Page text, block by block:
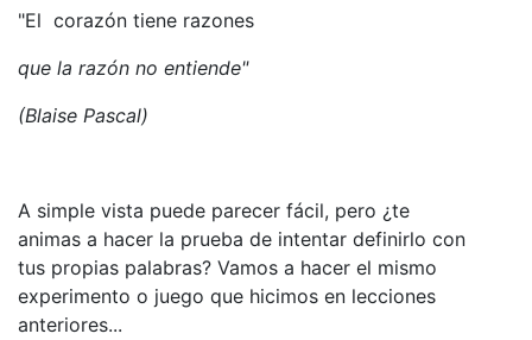
"El corazón tiene razones
que la razón no entiende"
(Blaise Pascal)
A simple vista puede parecer fácil, pero ¿te
animas a hacer la prueba de intentar definirlo con
tus propias palabras? Vamos a hacer el mismo
experimento o juego que hicimos en lecciones
anteriores...